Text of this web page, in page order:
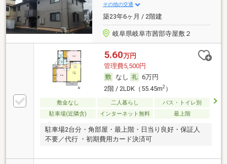
その他の交通
築23年6ヶ月 / 2階建
岐阜県岐阜市茜部寺屋敷２
5.60万円
管理費5,500円
なし
6万円
2階 / 2LDK（55.45m2）
敷金なし 二人暮らし
バス・トイレ別
駐車場(近隣含)
インターネット無料 最上階
駐車場2台分・角部屋・最上階・日当り良好・保証人
不要／代行 ・初期費用カード決済可